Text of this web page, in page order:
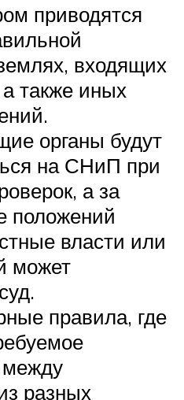
приводятся
входящих
также иных
органы будут
на СНиП при
а за
положений
власти или
может
правила, где
между
разных